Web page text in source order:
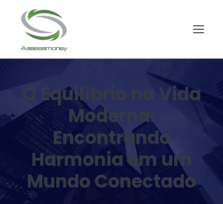
O Equilíbrio na Vida
Moderna:
Encontrando
Harmonia em um
Mundo Conectado